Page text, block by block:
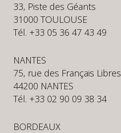
33, Piste des Géants
31000 TOULOUSE
Tél. +33 05 36 47 43 49
NANTES
75, rue des Français Libres
44200 NANTES
Tél. +33 02 90 09 38 34
BORDEAUX